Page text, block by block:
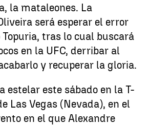
la mataleones. La
será esperar el error
tras lo cual buscará
en la UFC, derribar al
y recuperar la gloria.
estelar este sábado en la T-
Las Vegas (Nevada), en el
en el que Alexandre